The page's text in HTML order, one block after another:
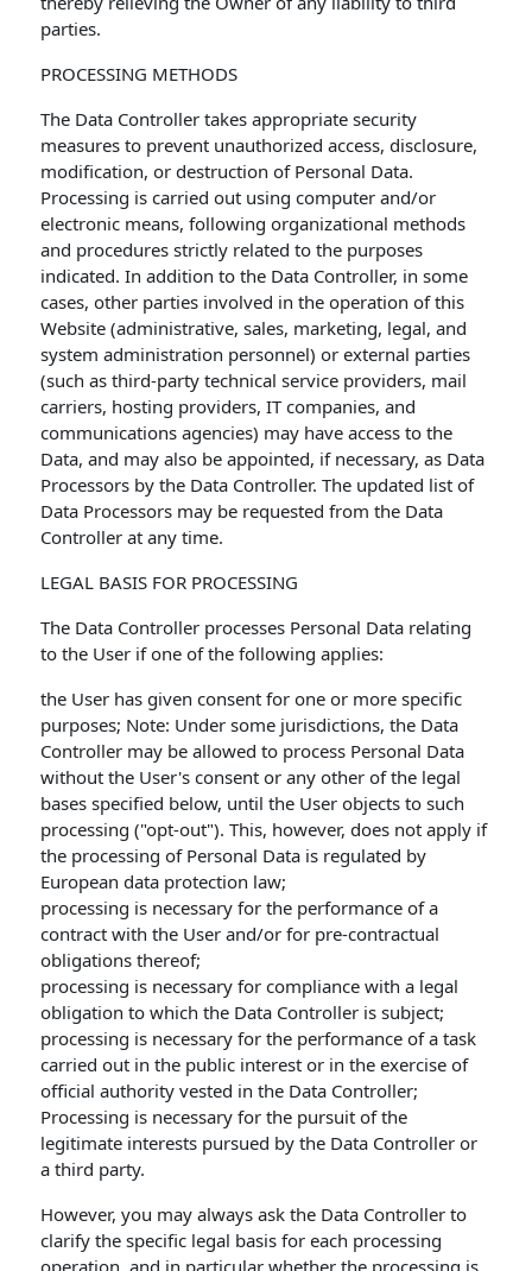
parties.
PROCESSING METHODS
The Data Controller takes appropriate security
measures to prevent unauthorized access, disclosure,
modification, or destruction of Personal Data.
Processing is carried out using computer and/or
electronic means, following organizational methods
and procedures strictly related to the purposes
indicated. In addition to the Data Controller, in some
cases, other parties involved in the operation of this
Website (administrative, sales, marketing, legal, and
system administration personnel) or external parties
(such as third-party technical service providers, mail
carriers, hosting providers, IT companies, and
communications agencies) may have access to the
Data, and may also be appointed, if necessary, as Data
Processors by the Data Controller. The updated list of
Data Processors may be requested from the Data
Controller at any time.
LEGAL BASIS FOR PROCESSING
The Data Controller processes Personal Data relating
to the User if one of the following applies:
the User has given consent for one or more specific
purposes; Note: Under some jurisdictions, the Data
Controller may be allowed to process Personal Data
without the User's consent or any other of the legal
bases specified below, until the User objects to such
processing ("opt-out"). This, however, does not apply if
the processing of Personal Data is regulated by
European data protection law;
processing is necessary for the performance of a
contract with the User and/or for pre-contractual
obligations thereof;
processing is necessary for compliance with a legal
obligation to which the Data Controller is subject;
processing is necessary for the performance of a task
carried out in the public interest or in the exercise of
official authority vested in the Data Controller;
Processing is necessary for the pursuit of the
legitimate interests pursued by the Data Controller or
a third party.
However, you may always ask the Data Controller to
clarify the specific legal basis for each processing
operation, and in particular whether the processing is